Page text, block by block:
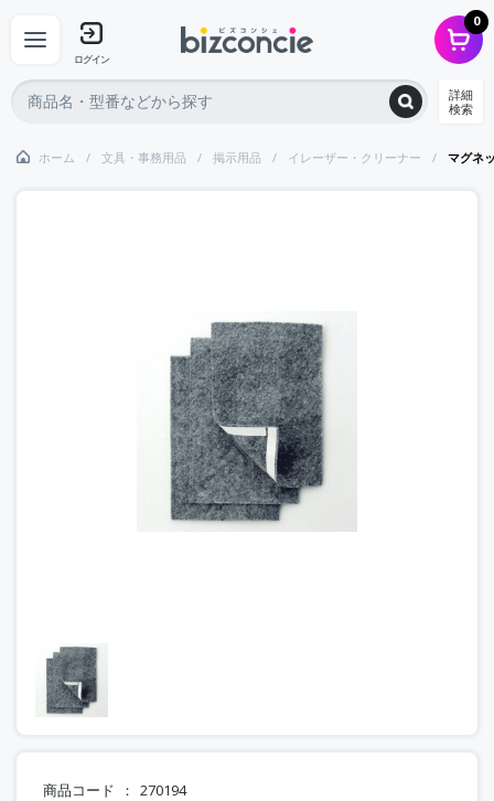
ログイン
0
詳細
検索
ホーム 文具・事務用品 掲示用品 イレーザー・クリーナー マグネ
商品コード 270194